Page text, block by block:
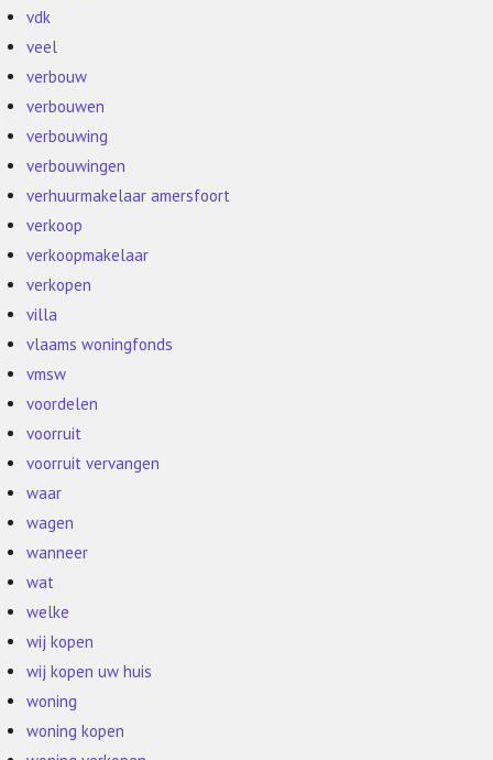
vdk
veel
verbouw
verbouwen
verbouwing
verbouwingen
verhuurmakelaar amersfoort
verkoop
verkoopmakelaar
verkopen
villa
vlaams woningfonds
vmsw
voordelen
voorruit
voorruit vervangen
waar
wagen
wanneer
wat
welke
wij kopen
wij kopen uw huis
woning
woning kopen